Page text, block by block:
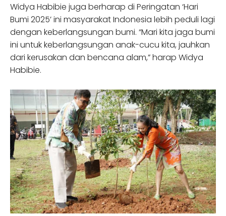
Widya Habibie juga berharap di Peringatan ‘Hari
Bumi 2025’ ini masyarakat Indonesia lebih peduli lagi
dengan keberlangsungan bumi. “Mari kita jaga bumi
ini untuk keberlangsungan anak-cucu kita, jauhkan
dari kerusakan dan bencana alam,” harap Widya
Habibie.